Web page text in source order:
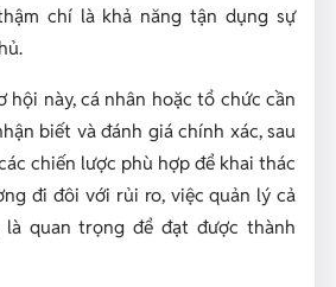
chí là khả năng tận dụng sự
hội này, cá nhân hoặc tổ chức cần
biết và đánh giá chính xác, sau
chiến lược phù hợp để khai thác
đi đôi với rủi ro, việc quản lý cả
là quan trọng để đạt được thành